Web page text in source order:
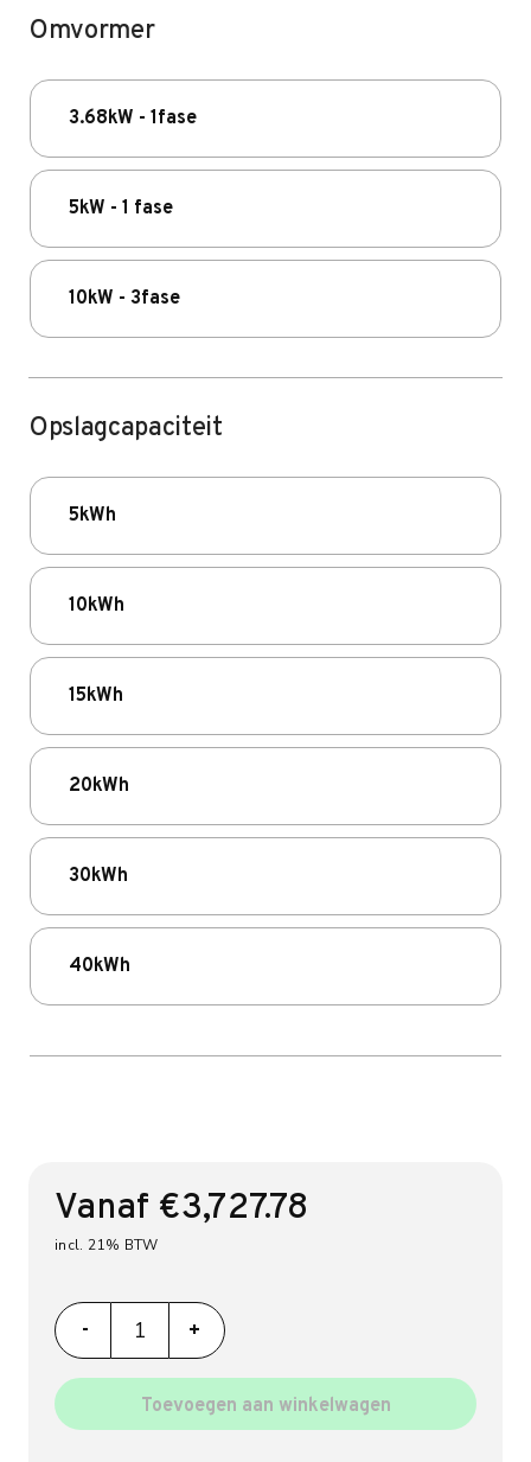
Omvormer
3.68kW - 1fase
5kW - 1 fase
10kW - 3fase
Opslagcapaciteit
5kWh
10kWh
15kWh
20kWh
30kWh
40kWh
Vanaf €3,727.78
incl. 21% BTW
-
libbi thuisbatterij 1- en 3-fase, tot 40 kWh aantal
+
Toevoegen aan winkelwagen